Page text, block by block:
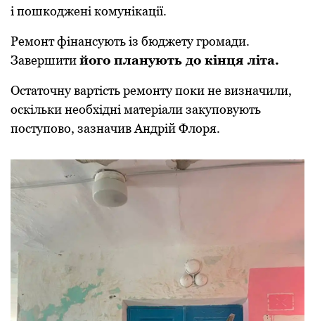
і пошкоджені комунікації.
Ремонт фінансують із бюджету громади.
Завершитийого планують до кінця літа.
Остаточну вартість ремонту поки не визначили,
оскільки необхідні матеріали закуповують
поступово, зазначив Андрій Флоря.